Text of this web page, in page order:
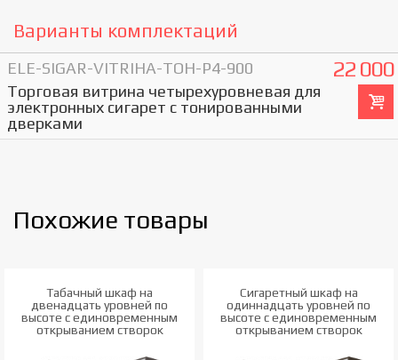
Displays
Варианты комплектаций
ELE-SIGAR-VITRIHA-TOH-P4-900
Торговая витрина четырехуровневая для
электронных сигарет с тонированными
дверками
22 000
Похожие товары
Табачный шкаф на
двенадцать уровней по
высоте с единовременным
открыванием створок
Сигаретный шкаф на
одиннадцать уровней по
высоте с единовременным
открыванием створок